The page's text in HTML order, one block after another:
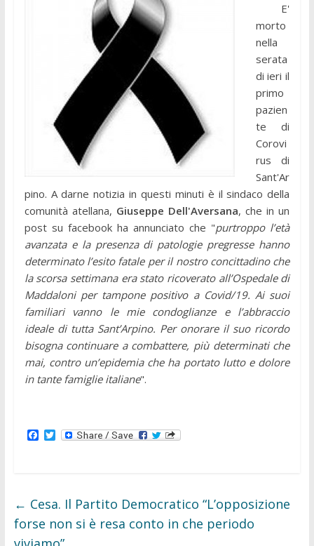
E'
morto
nella
serata
di ieri il
primo
pazien
te di
Corovi
rus di
Sant'Ar
pino. A darne notizia in questi minuti è il sindaco della
comunità atellana, Giuseppe Dell'Aversana, che in un
post su facebook ha annunciato che "purtroppo l’età
avanzata e la presenza di patologie pregresse hanno
determinato l’esito fatale per il nostro concittadino che
la scorsa settimana era stato ricoverato all’Ospedale di
Maddaloni per tampone positivo a Covid/19. Ai suoi
familiari vanno le mie condoglianze e l’abbraccio
ideale di tutta Sant’Arpino. Per onorare il suo ricordo
bisogna continuare a combattere, più determinati che
mai, contro un’epidemia che ha portato lutto e dolore
in tante famiglie italiane".
F
o
k
T
r
← Cesa. Il Partito Democratico “L’opposizione
forse non si è resa conto in che periodo